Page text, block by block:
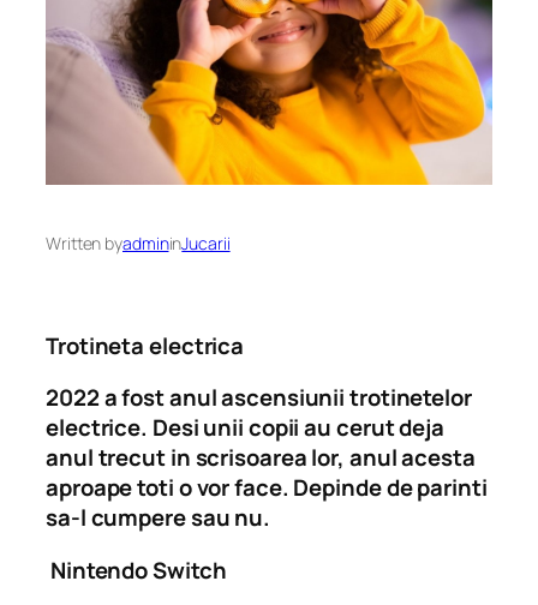
Written byadmininJucarii
Trotineta electrica
2022 a fost anul ascensiunii trotinetelor
electrice. Desi unii copii au cerut deja
anul trecut in scrisoarea lor, anul acesta
aproape toti o vor face. Depinde de parinti
sa-l cumpere sau nu.
Nintendo Switch